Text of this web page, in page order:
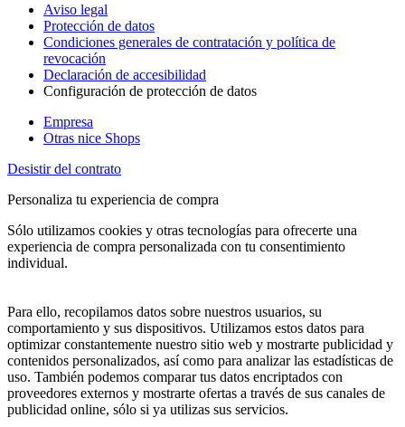
Aviso legal
Protección de datos
Condiciones generales de contratación y política de
revocación
Declaración de accesibilidad
Configuración de protección de datos
Empresa
Otras nice Shops
Desistir del contrato
Personaliza tu experiencia de compra
Sólo utilizamos cookies y otras tecnologías para ofrecerte una
experiencia de compra personalizada con tu consentimiento
individual.
Para ello, recopilamos datos sobre nuestros usuarios, su
comportamiento y sus dispositivos. Utilizamos estos datos para
optimizar constantemente nuestro sitio web y mostrarte publicidad y
contenidos personalizados, así como para analizar las estadísticas de
uso. También podemos comparar tus datos encriptados con
proveedores externos y mostrarte ofertas a través de sus canales de
publicidad online, sólo si ya utilizas sus servicios.